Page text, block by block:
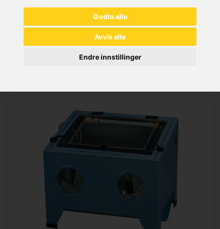
Godta alle
Avvis alle
Endre innstillinger
VERKSTED